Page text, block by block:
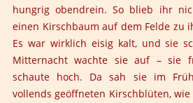
hungrig obendrein. So blieb ihr
einen Kirschbaum auf dem Felde zu
Es war wirklich eisig kalt, und sie
Mitternacht wachte sie auf – sie
schaute hoch. Da sah sie im
vollends geöffneten Kirschblüten,